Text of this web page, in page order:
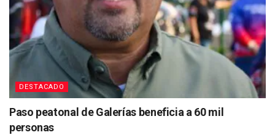
DESTACADO
Paso peatonal de Galerías beneficia a 60 mil
personas